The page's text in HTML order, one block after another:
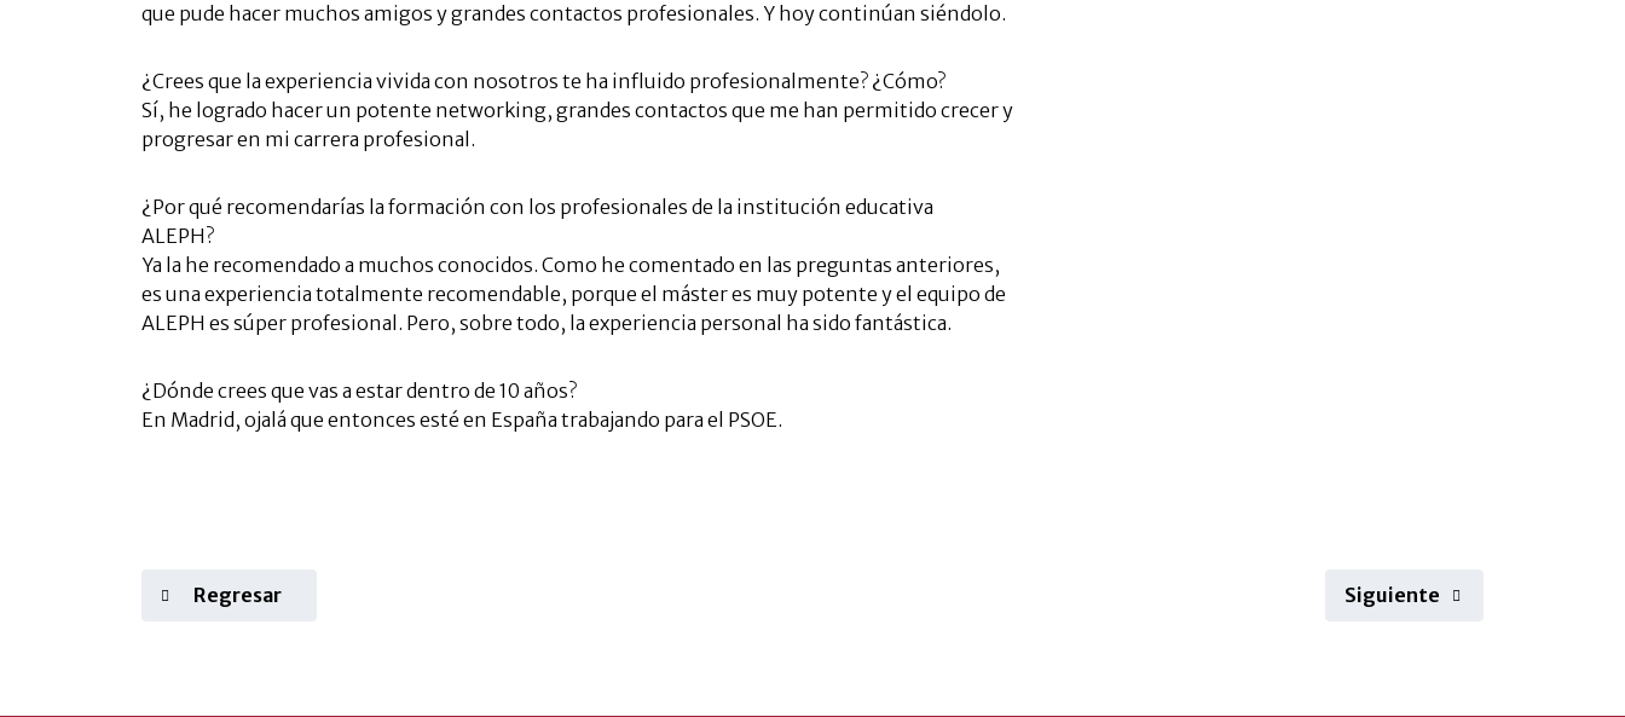
que pude hacer muchos amigos y grandes contactos profesionales. Y hoy continúan siéndolo.
¿Crees que la experiencia vivida con nosotros te ha influido profesionalmente? ¿Cómo?
Sí, he logrado hacer un potente networking, grandes contactos que me han permitido crecer y
progresar en mi carrera profesional.
¿Por qué recomendarías la formación con los profesionales de la institución educativa
ALEPH?
Ya la he recomendado a muchos conocidos. Como he comentado en las preguntas anteriores,
es una experiencia totalmente recomendable, porque el máster es muy potente y el equipo de
ALEPH es súper profesional. Pero, sobre todo, la experiencia personal ha sido fantástica.
¿Dónde crees que vas a estar dentro de 10 años?
En Madrid, ojalá que entonces esté en España trabajando para el PSOE.
Regresar Siguiente